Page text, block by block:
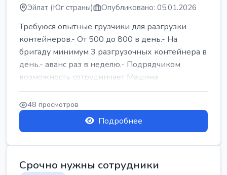
Эйлат (Юг страны) Опубликовано: 05.01.2026
Требуюся опытные грузчики для разгрузки
контейнеров.- От 500 до 800 в день.- На
бригаду минимум 3 разгрузочных контейнера в
день.- аванс раз в неделю.- Подрядчиком
возможность сотрудничает Машина
48 просмотров
Подробнее
Срочно нужны сотрудники